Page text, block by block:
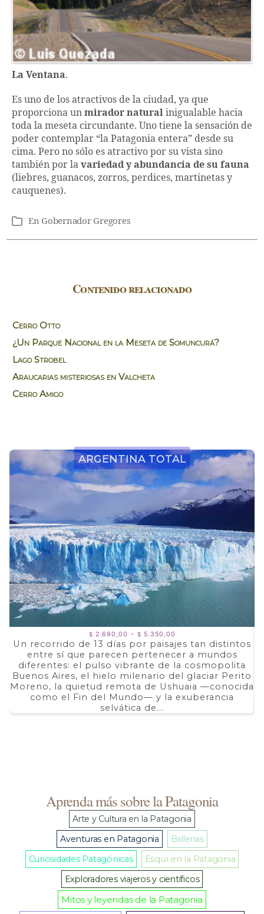
La Ventana.
Es uno de los atractivos de la ciudad, ya que
proporciona un mirador natural inigualable hacia
toda la meseta circundante. Uno tiene la sensación de
poder contemplar “la Patagonia entera” desde su
cima. Pero no sólo es atractivo por su vista sino
también por la variedad y abundancia de su fauna
(liebres, guanacos, zorros, perdices, martinetas y
cauquenes).
Categorías
En Gobernador Gregores
Contenido relacionado
Cerro Otto
¿Un Parque Nacional en la Meseta de Somuncurá?
Lago Strobel
Araucarias misteriosas en Valcheta
Cerro Amigo
Argentina Total
$ 2.690,00 - $ 5.350,00
de
precios:
desde
$ 2.690,00
hasta
$ 5.350,00
Un recorrido de 13 días por paisajes tan distintos
entre sí que parecen pertenecer a mundos
diferentes: el pulso vibrante de la cosmopolita
Buenos Aires, el hielo milenario del glaciar Perito
Moreno, la quietud remota de Ushuaia —conocida
como el Fin del Mundo— y la exuberancia
selvática de...
Aprenda más sobre la Patagonia
Arte y Cultura en la Patagonia
Aventuras en Patagonia
Ballenas
Curiosidades Patagónicas
Esquí en la Patagonia
Exploradores viajeros y científicos
Mitos y leyendas de la Patagonia